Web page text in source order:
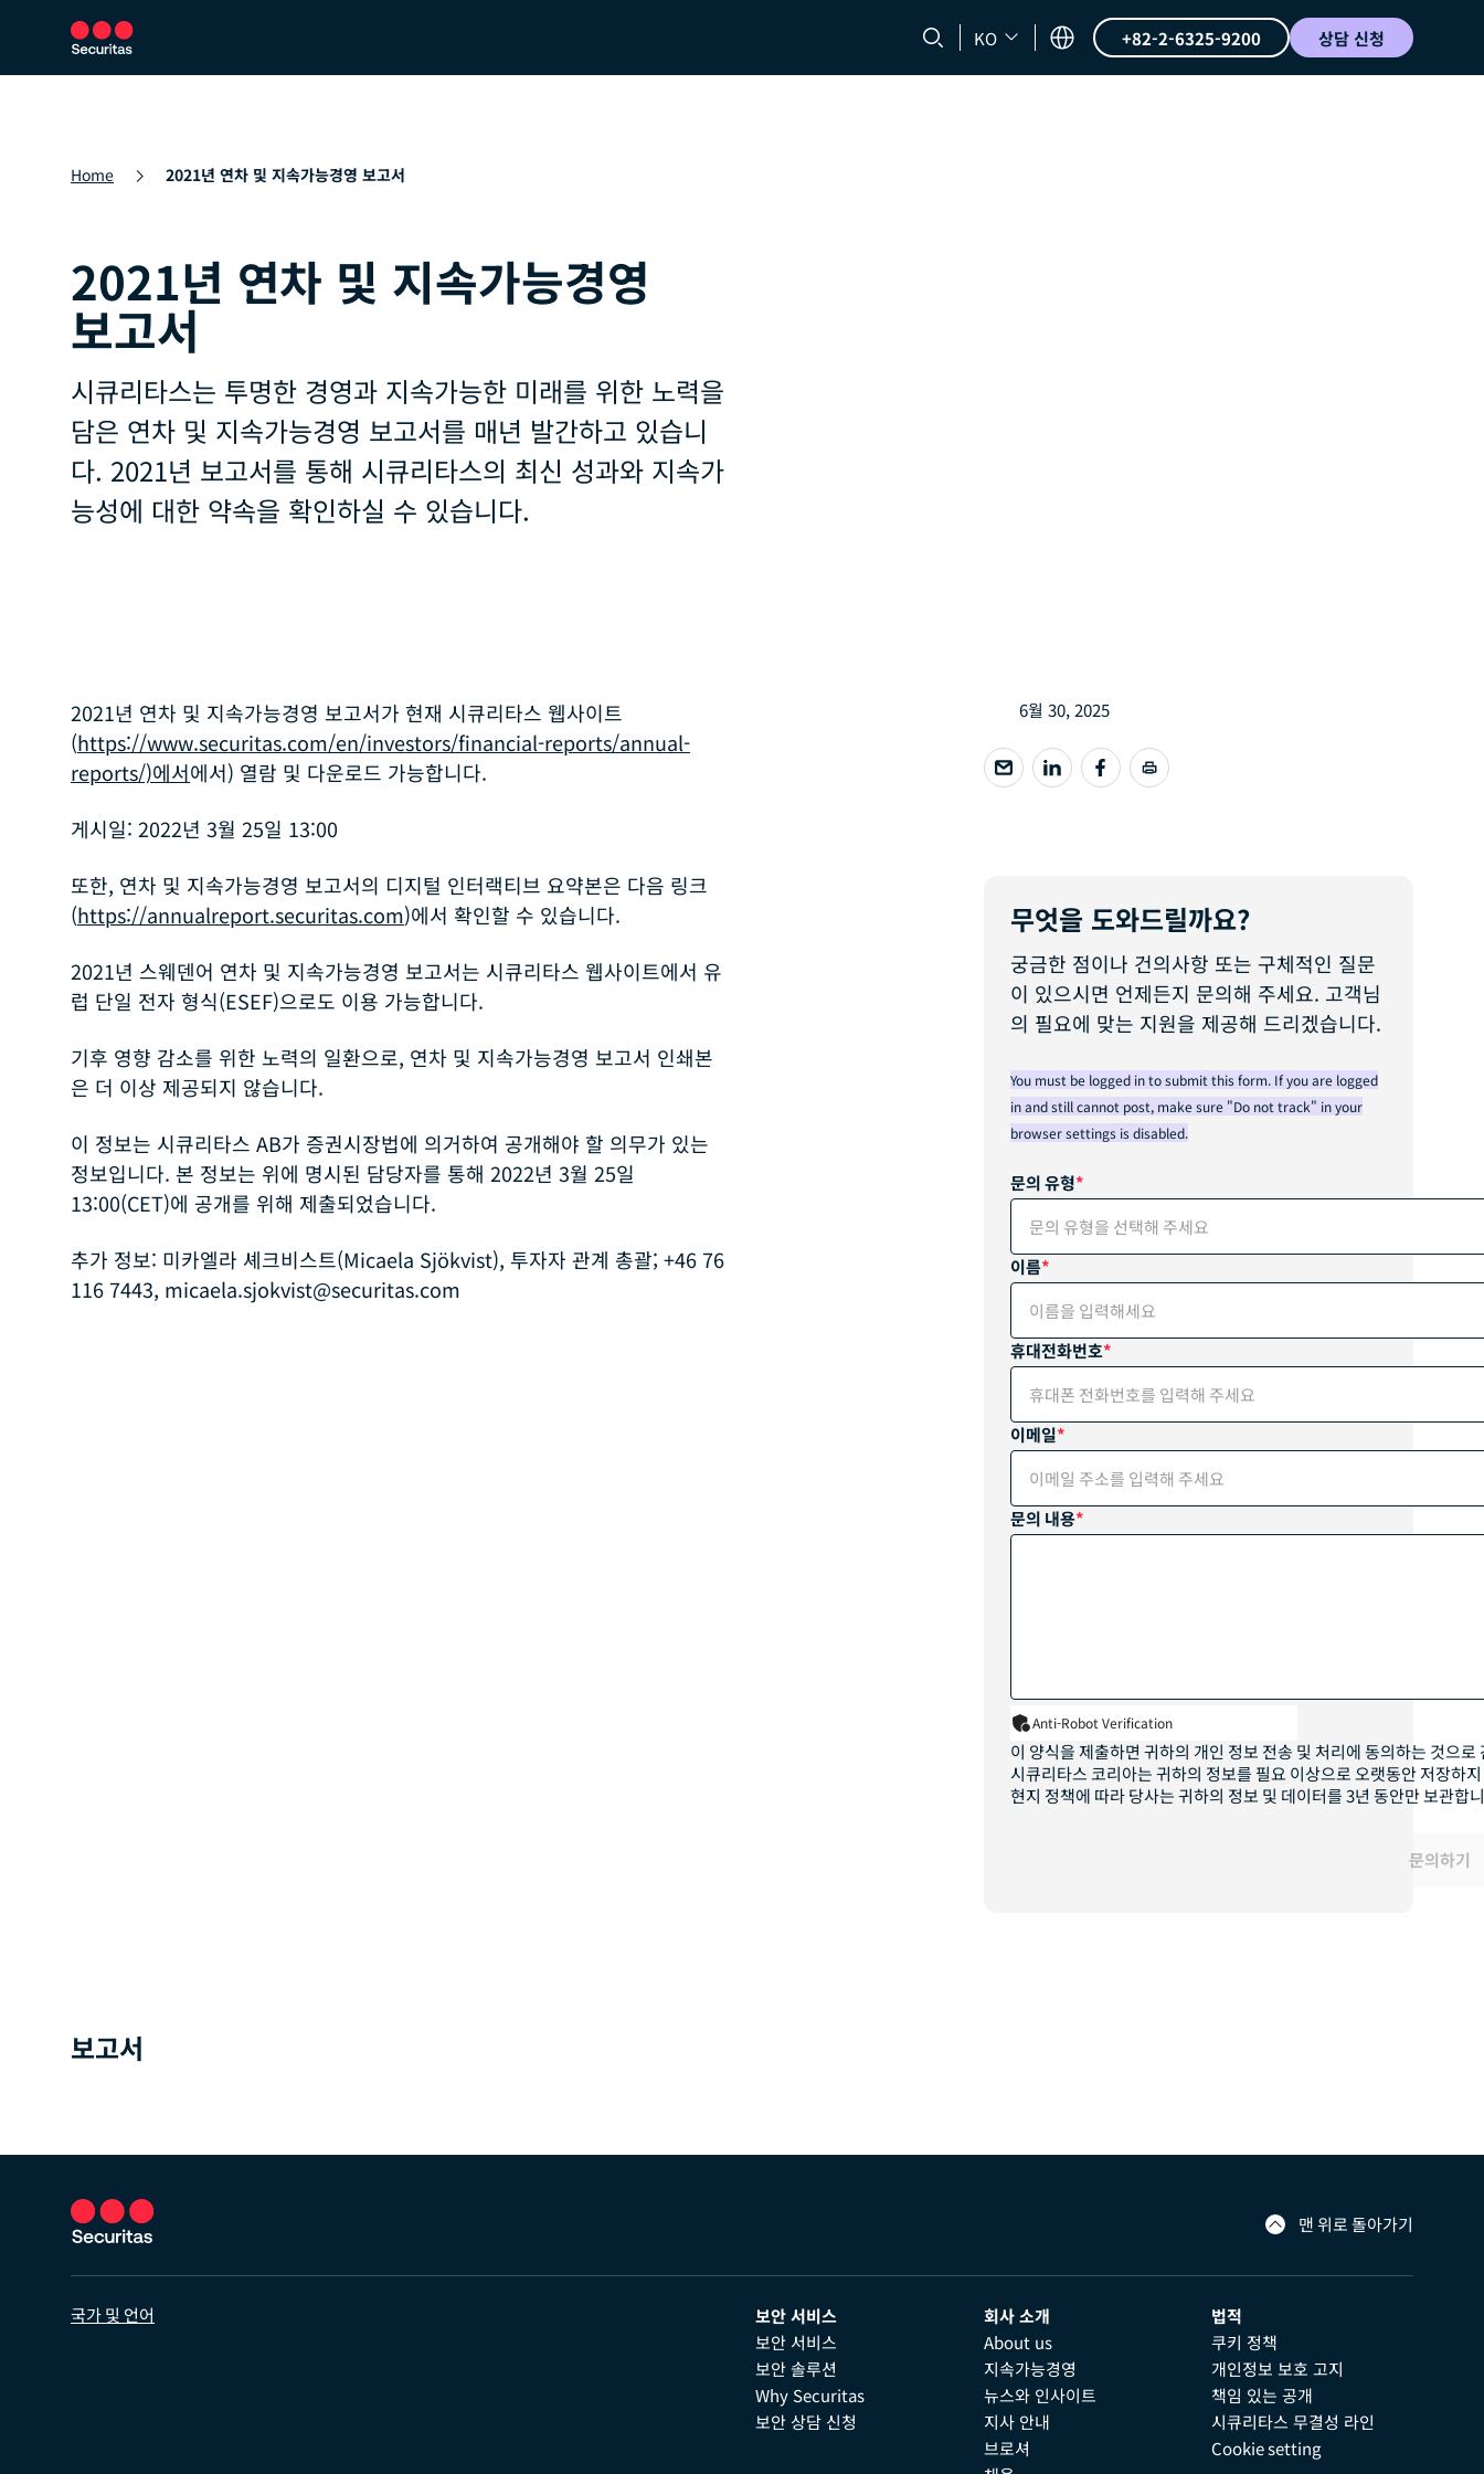
KO +82-2-6325-9200 상담 신청
보안 서비스 보안 솔루션 뉴스룸 문의처 채용 정보
Home 2021년 연차 및 지속가능경영 보고서
2021년 연차 및 지속가능경영
보고서
시큐리타스는 투명한 경영과 지속가능한 미래를 위한 노력을
담은 연차 및 지속가능경영 보고서를 매년 발간하고 있습니
다. 2021년 보고서를 통해 시큐리타스의 최신 성과와 지속가
능성에 대한 약속을 확인하실 수 있습니다.
2021년 연차 및 지속가능경영 보고서가 현재 시큐리타스 웹사이트
(https://www.securitas.com/en/investors/financial-reports/annual-
reports/)에서에서) 열람 및 다운로드 가능합니다.
게시일: 2022년 3월 25일 13:00
또한, 연차 및 지속가능경영 보고서의 디지털 인터랙티브 요약본은 다음 링크
(https://annualreport.securitas.com)에서 확인할 수 있습니다.
2021년 스웨덴어 연차 및 지속가능경영 보고서는 시큐리타스 웹사이트에서 유
럽 단일 전자 형식(ESEF)으로도 이용 가능합니다.
기후 영향 감소를 위한 노력의 일환으로, 연차 및 지속가능경영 보고서 인쇄본
은 더 이상 제공되지 않습니다.
이 정보는 시큐리타스 AB가 증권시장법에 의거하여 공개해야 할 의무가 있는
정보입니다. 본 정보는 위에 명시된 담당자를 통해 2022년 3월 25일
13:00(CET)에 공개를 위해 제출되었습니다.
추가 정보: 미카엘라 셰크비스트(Micaela Sjökvist), 투자자 관계 총괄; +46 76
116 7443, micaela.sjokvist@securitas.com
6월 30, 2025
무엇을 도와드릴까요?
궁금한 점이나 건의사항 또는 구체적인 질문
이 있으시면 언제든지 문의해 주세요. 고객님
의 필요에 맞는 지원을 제공해 드리겠습니다.
You must be logged in to submit this form. If you are logged
in and still cannot post, make sure "Do not track" in your
browser settings is disabled.
문의 유형
문의 유형을 선택해 주세요
현장 경비 서비스
STARS(보안 교육 지원 및 접수 서비스)
전문 경비
전자 보안 및 솔루션
기타
이름
휴대전화번호
이메일
문의 내용
Anti-Robot Verification
이 양식을 제출하면 귀하의 개인 정보 전송 및 처리에 동의하는 것으로
시큐리타스 코리아는 귀하의 정보를 필요 이상으로 오랫동안 저장하
현지 정책에 따라 당사는 귀하의 정보 및 데이터를 3년 동안만 보관합
문의하기
보고서
맨 위로 돌아가기
국가 및 언어
보안 서비스
보안 서비스
보안 솔루션
Why Securitas
보안 상담 신청
회사 소개
About us
지속가능경영
뉴스와 인사이트
지사 안내
브로셔
법적
쿠키 정책
개인정보 보호 고지
책임 있는 공개
시큐리타스 무결성 라인
Cookie setting